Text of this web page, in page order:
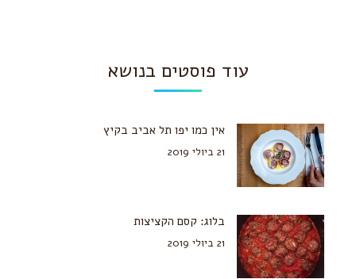
עוד פוסטים בנושא
אין כמו יפו תל אביב בקיץ
21 ביולי 2019
בלוג: קסם הקציצות
21 ביולי 2019